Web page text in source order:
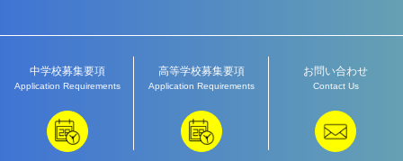
中学校募集要項
Application Requirements
高等学校募集要項
Application Requirements
お問い合わせ
Contact Us